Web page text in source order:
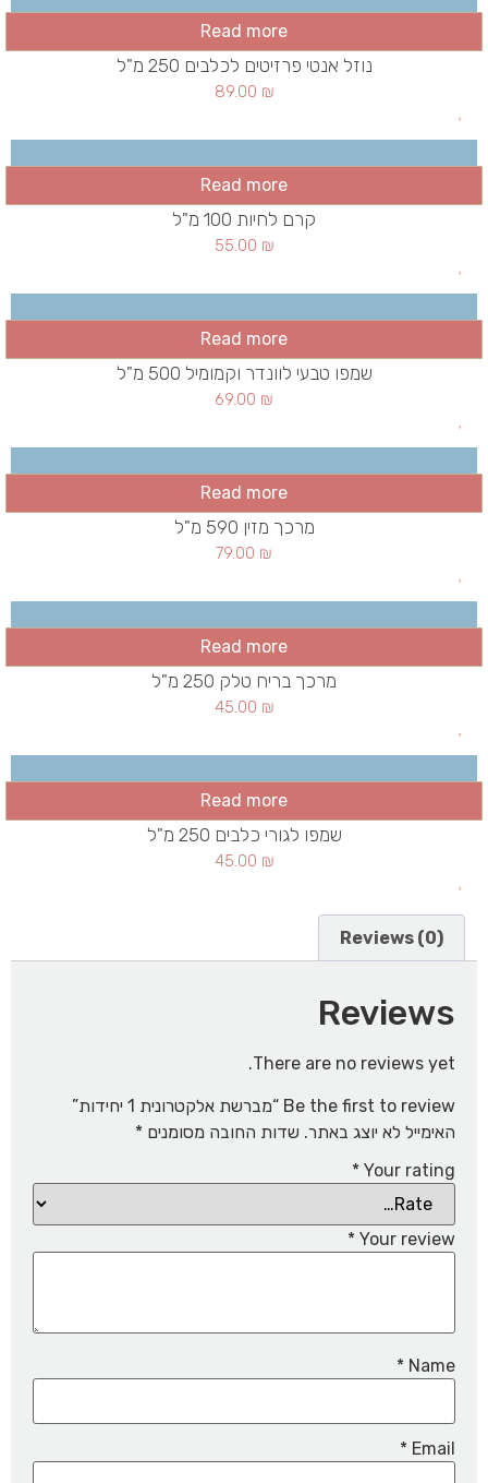
Read more
נוזל אנטי פרזיטים לכלבים 250 מ"ל
89.00 ₪
Read more
קרם לחיות 100 מ"ל
55.00 ₪
Read more
שמפו טבעי לוונדר וקמומיל 500 מ"ל
69.00 ₪
Read more
מרכך מזין 590 מ"ל
79.00 ₪
Read more
מרכך בריח טלק 250 מ"ל
45.00 ₪
Read more
שמפו לגורי כלבים 250 מ"ל
45.00 ₪
Reviews (0)
Reviews
There are no reviews yet.
Be the first to review “מברשת אלקטרונית 1 יחידות”
האימייל לא יוצג באתר. שדות החובה מסומנים *
Your rating
*
Your review
*
Name
*
Email
*